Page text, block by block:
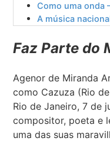
Como uma onda
A música
Faz Parte do
Agenor de Miranda
como Cazuza (Rio
Rio de Janeiro, 7 de
compositor, poeta e
uma das suas